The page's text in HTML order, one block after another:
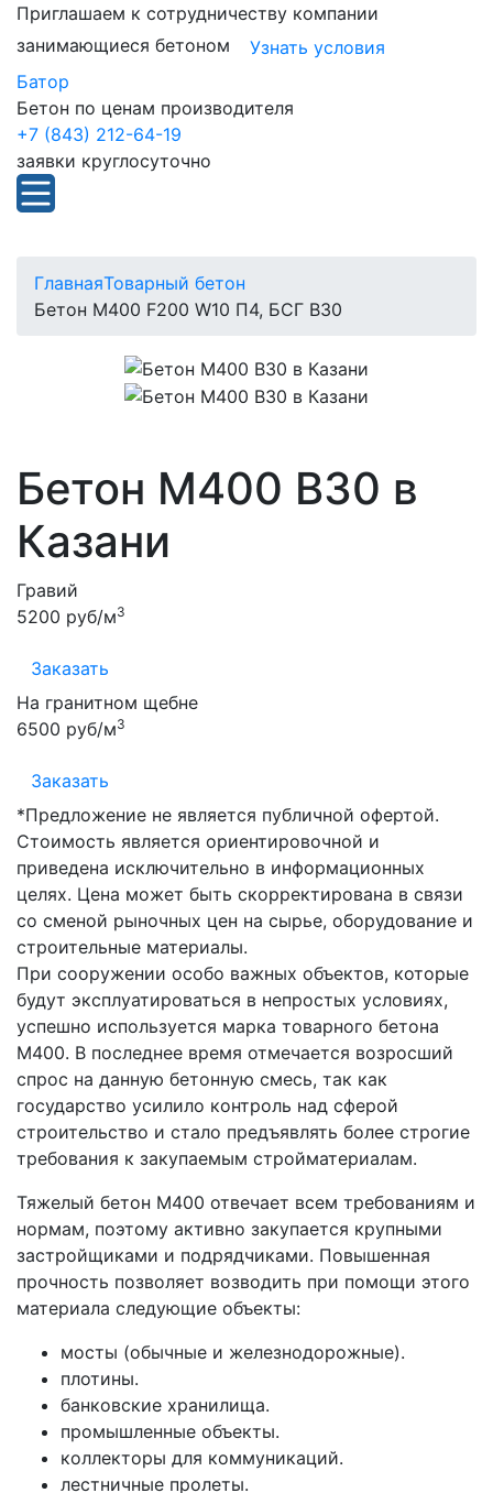
Приглашаем к сотрудничеству компании
занимающиеся бетоном
Узнать условия
Батор
Бетон по ценам производителя
+7 (843) 212-64-19
заявки круглосуточно
ГлавнаяТоварный бетон
Бетон М400 F200 W10 П4, БСГ В30
Бетон М400 В30 в
Казани
Гравий
5200 руб/м3
Заказать
На гранитном щебне
6500 руб/м3
Заказать
*Предложение не является публичной офертой.
Стоимость является ориентировочной и
приведена исключительно в информационных
целях. Цена может быть скорректирована в связи
со сменой рыночных цен на сырье, оборудование и
строительные материалы.
При сооружении особо важных объектов, которые
будут эксплуатироваться в непростых условиях,
успешно используется марка товарного бетона
М400. В последнее время отмечается возросший
спрос на данную бетонную смесь, так как
государство усилило контроль над сферой
строительство и стало предъявлять более строгие
требования к закупаемым стройматериалам.
Тяжелый бетон М400 отвечает всем требованиям и
нормам, поэтому активно закупается крупными
застройщиками и подрядчиками. Повышенная
прочность позволяет возводить при помощи этого
материала следующие объекты:
мосты (обычные и железнодорожные).
плотины.
банковские хранилища.
промышленные объекты.
коллекторы для коммуникаций.
лестничные пролеты.